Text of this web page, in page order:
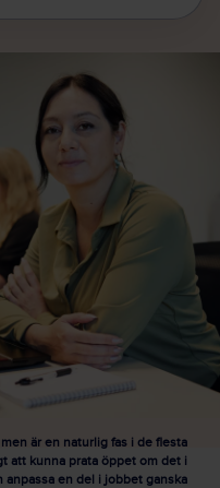
är en naturlig fas i de flesta
att kunna prata öppet om det i
anpassa en del i jobbet ganska